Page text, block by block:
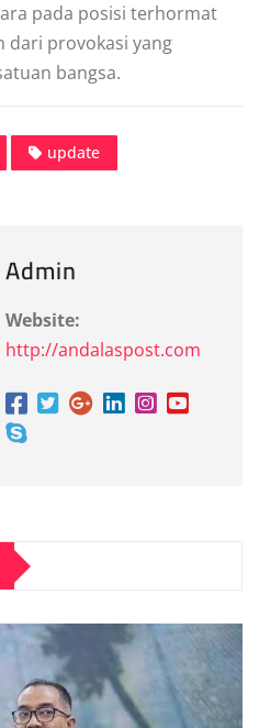
pada posisi terhormat
dari provokasi yang
bangsa.
update
Admin
Website:
http://andalaspost.com